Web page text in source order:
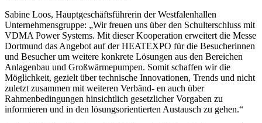
Sabine Loos, Hauptgeschäftsführerin der Westfalenhallen
Unternehmensgruppe: „Wir freuen uns über den Schulterschluss mit
VDMA Power Systems. Mit dieser Kooperation erweitert die Messe
Dortmund das Angebot auf der HEATEXPO für die Besucherinnen
und Besucher um weitere konkrete Lösungen aus den Bereichen
Anlagenbau und Großwärmepumpen. Somit schaffen wir die
Möglichkeit, gezielt über technische Innovationen, Trends und nicht
zuletzt zusammen mit weiteren Verbänd- en auch über
Rahmenbedingungen hinsichtlich gesetzlicher Vorgaben zu
informieren und in den lösungsorientierten Austausch zu gehen.“